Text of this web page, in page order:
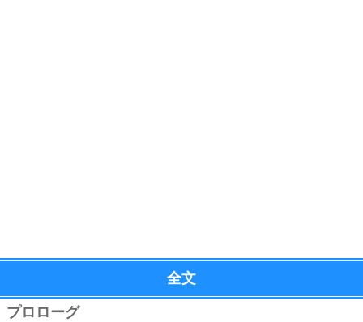
全文
プロローグ